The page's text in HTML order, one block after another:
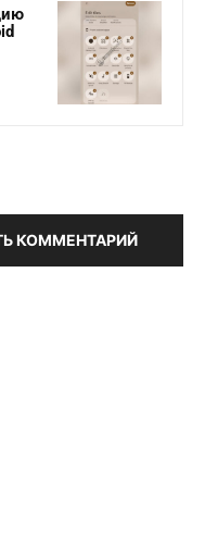
КОММЕНТАРИЙ